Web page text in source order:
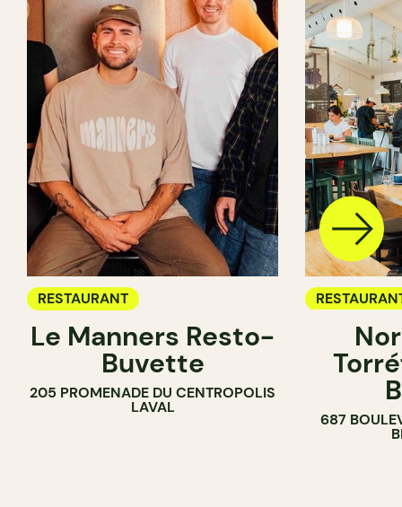
RESTAURANT
Le Manners Resto-
Buvette
205 PROMENADE DU CENTROPOLIS
LAVAL
687